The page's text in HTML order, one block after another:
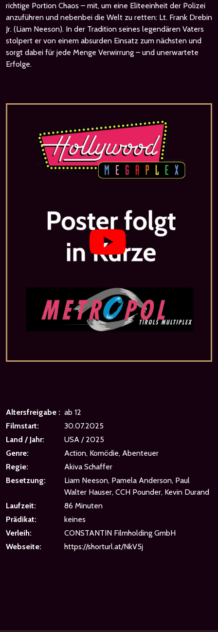
richtige Portion Chaos – mit, um eine Eliteeinheit der Polizei
anzuführen und nebenbei die Welt zu retten: Lt. Frank Drebin
Jr. (Liam Neeson). In der Tradition seines legendären Vaters
stolpert er von einem absurden Einsatz zum nächsten und
sorgt dabei für jede Menge Verwirrung – und unerwartete
Erfolge.
Altersfreigabe : ab 12
Filmstart:
30.07.2025
Land / Jahr:
USA / 2025
Genre:
Action, Komödie, Abenteuer
Regie:
Akiva Schaffer
Besetzung:
Liam Neeson, Pamela Anderson, Paul
Walter Hauser, CCH Pounder, Kevin Durand
Laufzeit:
86 Minuten
Prädikat:
keines
Verleih:
CONSTANTIN Filmholding GmbH
Webseite:
https://shorturl.at/NkV5j